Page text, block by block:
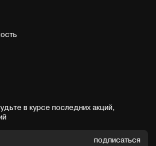
в курсе последних акций,
подписаться